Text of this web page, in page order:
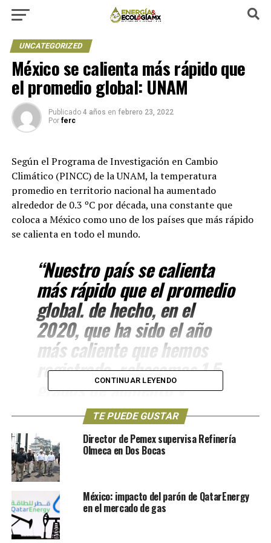
UNCATEGORIZED
México se calienta más rápido que
el promedio global: UNAM
Publicado 4 años en febrero 23, 2022
Por ferc
Según el Programa de Investigación en Cambio
Climático (PINCC) de la UNAM, la temperatura
promedio en territorio nacional ha aumentado
alrededor de 0.3 ºC por década, una constante que
coloca a México como uno de los países que más rápido
se calienta en todo el mundo.
“Nuestro país se calienta
más rápido que el promedio
global. de hecho, en el
2020, que ha sido el año
más caliente que hemos
registrado, rebasamos 1.5
grados de aumento y
estuvimos por arriba de 1.6.
esto se debe a la
variabilidad natural y a la
tendencia de
calentamiento”,explicó
francisco estrada porrúa,
coordinador del pincc.
CONTINUAR LEYENDO
TE PUEDE GUSTAR
Director de Pemex supervisa Refinería
Olmeca en Dos Bocas
México: impacto del parón de QatarEnergy
en el mercado de gas